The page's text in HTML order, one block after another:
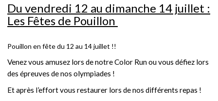
Du vendredi 12 au dimanche 14 juillet :
Les Fêtes de Pouillon
Pouillon en fête du 12 au 14 juillet !!
Venez vous amusez lors de notre Color Run ou vous défiez lors
des épreuves de nos olympiades !
Et après l’effort vous restaurer lors de nos différents repas !